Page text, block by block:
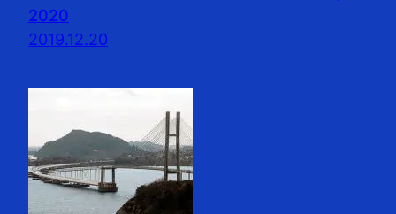
2020
2019.12.20